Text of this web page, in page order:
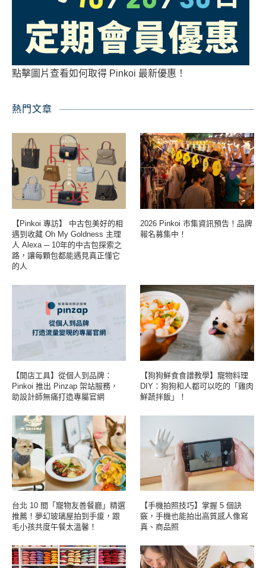
點擊圖片查看如何取得 Pinkoi 最新優惠！
熱門文章
【Pinkoi 專訪】 中古包美好的相
遇到收藏 Oh My Goldness 主理
人 Alexa ─ 10年的中古包探索之
路，讓每顆包都能遇見真正懂它
的人
2026 Pinkoi 市集資訊預告！品牌
報名募集中！
【開店工具】從個人到品牌：
Pinkoi 推出 Pinzap 架站服務，
助設計師無痛打造專屬官網
【狗狗鮮食食譜教學】寵物料理
DIY：狗狗和人都可以吃的「雞肉
鮮蔬拌飯」！
台北 10 間「寵物友善餐廳」精選
推薦！夢幻玻璃屋拍到手痠，跟
毛小孩共度午餐太溫馨！
【手機拍照技巧】掌握 5 個訣
竅，手機也能拍出高質感人像寫
真、商品照